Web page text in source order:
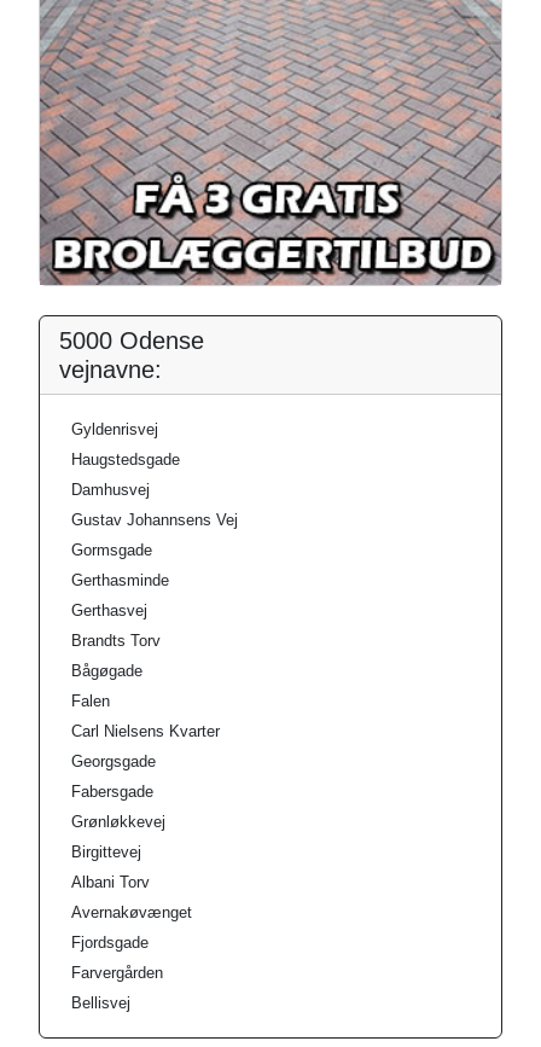
5000 Odense
vejnavne:
Gyldenrisvej
Haugstedsgade
Damhusvej
Gustav Johannsens Vej
Gormsgade
Gerthasminde
Gerthasvej
Brandts Torv
Bågøgade
Falen
Carl Nielsens Kvarter
Georgsgade
Fabersgade
Grønløkkevej
Birgittevej
Albani Torv
Avernakøvænget
Fjordsgade
Farvergården
Bellisvej